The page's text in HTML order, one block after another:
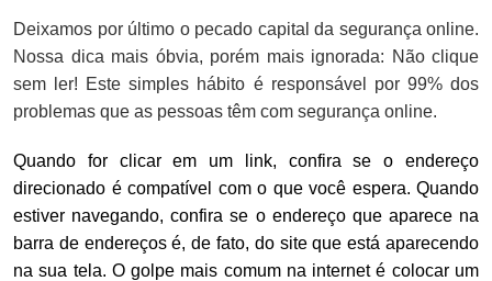
Deixamos por último o pecado capital da segurança online.
Nossa dica mais óbvia, porém mais ignorada: Não clique
sem ler! Este simples hábito é responsável por 99% dos
problemas que as pessoas têm com segurança online.
Quando for clicar em um link, confira se o endereço
direcionado é compatível com o que você espera. Quando
estiver navegando, confira se o endereço que aparece na
barra de endereços é, de fato, do site que está aparecendo
na sua tela. O golpe mais comum na internet é colocar um